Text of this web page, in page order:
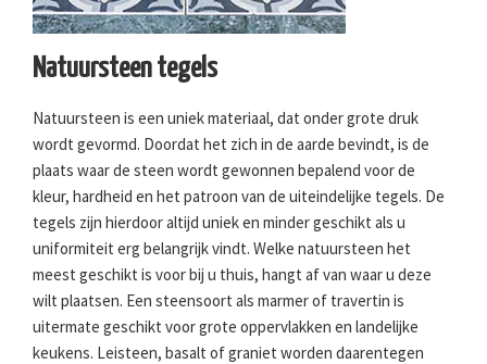
Natuursteen tegels
Natuursteen is een uniek materiaal, dat onder grote druk
wordt gevormd. Doordat het zich in de aarde bevindt, is de
plaats waar de steen wordt gewonnen bepalend voor de
kleur, hardheid en het patroon van de uiteindelijke tegels. De
tegels zijn hierdoor altijd uniek en minder geschikt als u
uniformiteit erg belangrijk vindt. Welke natuursteen het
meest geschikt is voor bij u thuis, hangt af van waar u deze
wilt plaatsen. Een steensoort als marmer of travertin is
uitermate geschikt voor grote oppervlakken en landelijke
keukens. Leisteen, basalt of graniet worden daarentegen